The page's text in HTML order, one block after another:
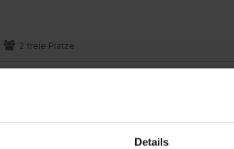
Details
2 freie Plätze
Steuerberatung (B.A.) - ASG Aktiva
mbH